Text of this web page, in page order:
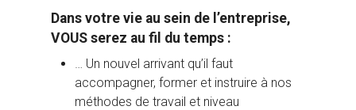
Dans votre vie au sein de l’entreprise,
VOUS serez au fil du temps :
… Un nouvel arrivant qu’il faut
accompagner, former et instruire à nos
méthodes de travail et niveau